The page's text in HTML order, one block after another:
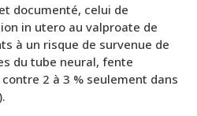
documenté, celui de
in utero au valproate de
à un risque de survenue de
du tube neural, fente
2 à 3 % seulement dans